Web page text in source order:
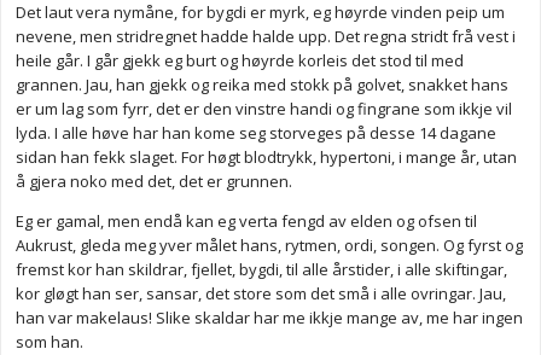
Det laut vera nymåne, for bygdi er myrk, eg høyrde vinden peip um
nevene, men stridregnet hadde halde upp. Det regna stridt frå vest i
heile går. I går gjekk eg burt og høyrde korleis det stod til med
grannen. Jau, han gjekk og reika med stokk på golvet, snakket hans
er um lag som fyrr, det er den vinstre handi og fingrane som ikkje vil
lyda. I alle høve har han kome seg storveges på desse 14 dagane
sidan han fekk slaget. For høgt blodtrykk, hypertoni, i mange år, utan
å gjera noko med det, det er grunnen.
Eg er gamal, men endå kan eg verta fengd av elden og ofsen til
Aukrust, gleda meg yver målet hans, rytmen, ordi, songen. Og fyrst og
fremst kor han skildrar, fjellet, bygdi, til alle årstider, i alle skiftingar,
kor gløgt han ser, sansar, det store som det små i alle ovringar. Jau,
han var makelaus! Slike skaldar har me ikkje mange av, me har ingen
som han.